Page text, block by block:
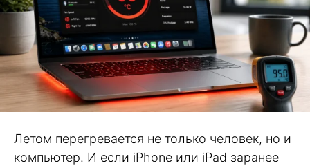
Летом перегревается не только человек, но и
компьютер. И если iPhone или iPad заранее